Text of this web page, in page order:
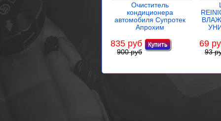
Очиститель
кондиционера
автомобиля Супротек
Апрохим
835 руб
900 руб
69
93